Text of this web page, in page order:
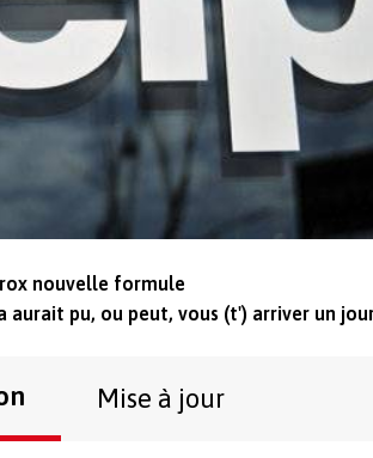
nouvelle formule
aurait pu, ou peut, vous (t') arriver un
Mise à jour